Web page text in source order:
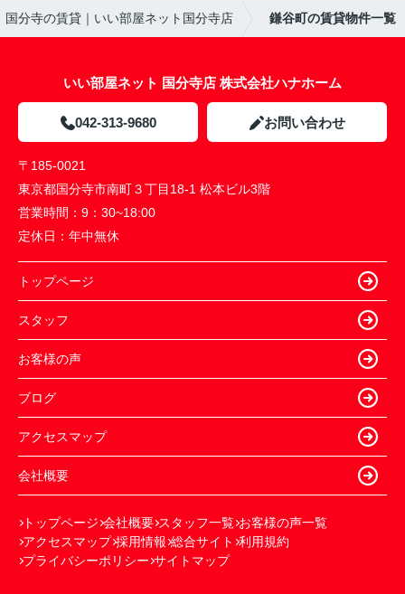
国分寺の賃貸｜いい部屋ネット国分寺店 鎌谷町の賃貸物件一覧
いい部屋ネット 国分寺店 株式会社ハナホーム
042-313-9680 お問い合わせ
〒185-0021
東京都国分寺市南町３丁目18-1 松本ビル3階
営業時間： 9：30~18:00
定休日： 年中無休
トップページ
スタッフ
お客様の声
ブログ
アクセスマップ
会社概要
トップページ 会社概要 スタッフ一覧 お客様の声一覧
アクセスマップ 採用情報 総合サイト 利用規約
プライバシーポリシー サイトマップ